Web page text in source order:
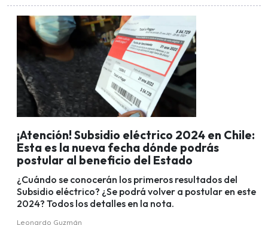
¡Atención! Subsidio eléctrico 2024 en Chile:
Esta es la nueva fecha dónde podrás
postular al beneficio del Estado
¿Cuándo se conocerán los primeros resultados del
Subsidio eléctrico? ¿Se podrá volver a postular en este
2024? Todos los detalles en la nota.
Leonardo Guzmán